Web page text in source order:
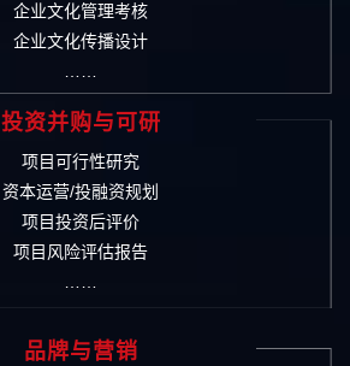
企业文化管理考核
企业文化传播设计
……
投资并购与可研
项目可行性研究
资本运营/投融资规划
项目投资后评价
项目风险评估报告
……
品牌与营销